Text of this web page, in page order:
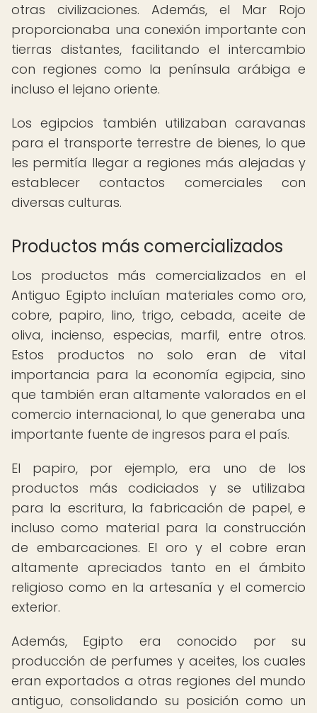
otras civilizaciones. Además, el Mar Rojo
proporcionaba una conexión importante con
tierras distantes, facilitando el intercambio
con regiones como la península arábiga e
incluso el lejano oriente.
Los egipcios también utilizaban caravanas
para el transporte terrestre de bienes, lo que
les permitía llegar a regiones más alejadas y
establecer contactos comerciales con
diversas culturas.
Productos más comercializados
Los productos más comercializados en el
Antiguo Egipto incluían materiales como oro,
cobre, papiro, lino, trigo, cebada, aceite de
oliva, incienso, especias, marfil, entre otros.
Estos productos no solo eran de vital
importancia para la economía egipcia, sino
que también eran altamente valorados en el
comercio internacional, lo que generaba una
importante fuente de ingresos para el país.
El papiro, por ejemplo, era uno de los
productos más codiciados y se utilizaba
para la escritura, la fabricación de papel, e
incluso como material para la construcción
de embarcaciones. El oro y el cobre eran
altamente apreciados tanto en el ámbito
religioso como en la artesanía y el comercio
exterior.
Además, Egipto era conocido por su
producción de perfumes y aceites, los cuales
eran exportados a otras regiones del mundo
antiguo, consolidando su posición como un